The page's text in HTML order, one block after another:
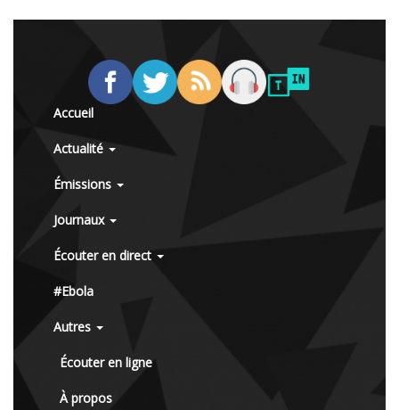
Accueil
Actualité
Émissions
Journaux
Écouter en direct
#Ebola
Autres
Écouter en ligne
À propos